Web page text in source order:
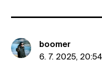
boomer
6. 7. 2025, 20:54